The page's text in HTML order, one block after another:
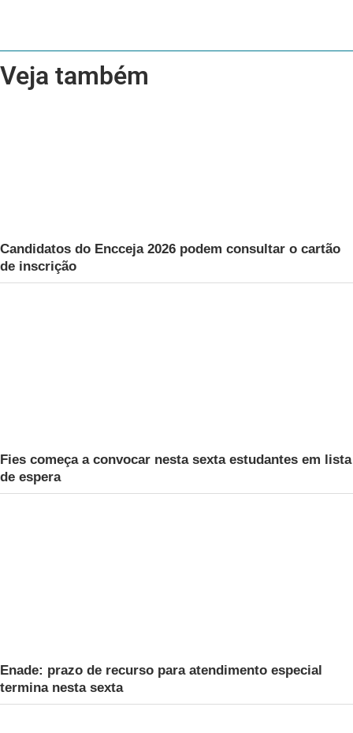
Veja também
Candidatos do Encceja 2026 podem consultar o cartão
de inscrição
Fies começa a convocar nesta sexta estudantes em lista
de espera
Enade: prazo de recurso para atendimento especial
termina nesta sexta